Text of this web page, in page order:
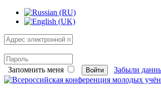
Запомнить меня Войти Забыли